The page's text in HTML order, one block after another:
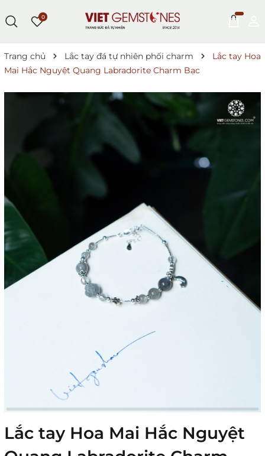
0
Trang chủ Lắc tay đá tự nhiên phối charm
Lắc tay Hoa
Mai Hắc Nguyệt Quang Labradorite Charm Bạc
Lắc tay Hoa Mai Hắc Nguyệt